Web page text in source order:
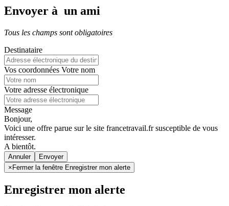
Envoyer à un ami
Tous les champs sont obligatoires
Destinataire
Vos coordonnées Votre nom
Votre adresse électronique
Message
Bonjour,
Voici une offre parue sur le site francetravail.fr susceptible de vous
intéresser.
A bientôt.
Annuler
× Fermer la fenêtre Enregistrer mon alerte
Enregistrer mon alerte